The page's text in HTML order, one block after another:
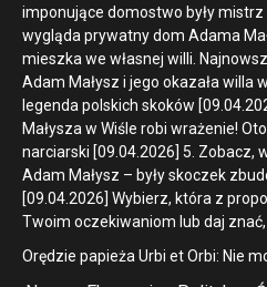
imponujące domostwo były
wygląda prywatny dom Adama
mieszka we własnej willi.
Adam Małysz i jego okazała willa
legenda polskich skoków
Małysza w Wiśle robi wrażenie!
narciarski [09.04.2026] 5. Zobacz,
Adam Małysz – były skoczek
[09.04.2026] Wybierz, która z
Twoim oczekiwaniom lub daj
Orędzie papieża Urbi et Orbi: Nie